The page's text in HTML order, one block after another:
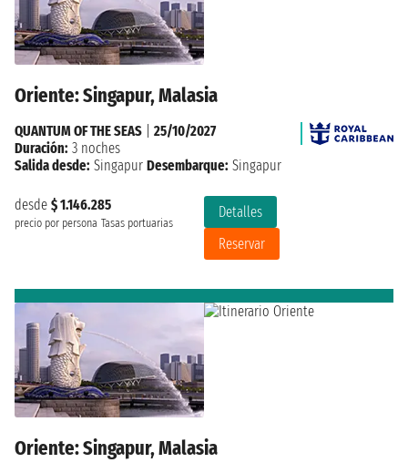
Oriente: Singapur, Malasia
desde $ 1.146.285
precio por persona Tasas portuarias
Detalles
Reservar
QUANTUM OF THE SEAS
25/10/2027
Duración: 3 noches
Salida desde: Singapur Desembarque: Singapur
Oriente: Singapur, Malasia